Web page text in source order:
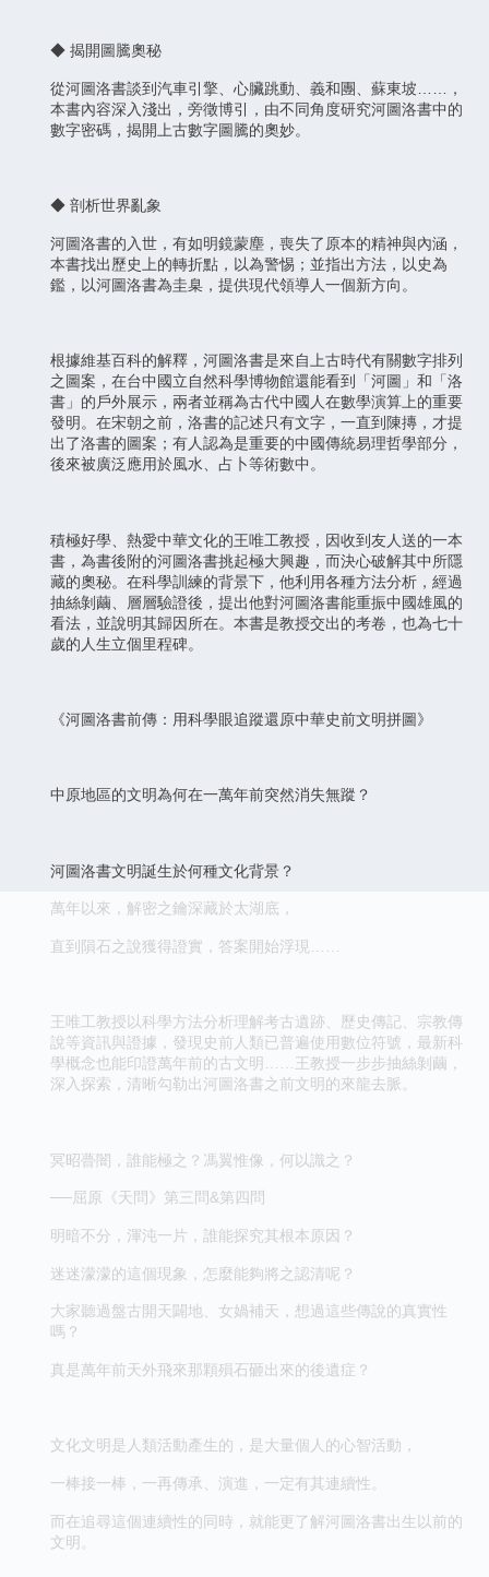
◆ 揭開圖騰奧秘
從河圖洛書談到汽車引擎、心臟跳動、義和團、蘇東坡……，
本書內容深入淺出，旁徵博引，由不同角度研究河圖洛書中的
數字密碼，揭開上古數字圖騰的奧妙。
◆ 剖析世界亂象
河圖洛書的入世，有如明鏡蒙塵，喪失了原本的精神與內涵，
本書找出歷史上的轉折點，以為警惕；並指出方法，以史為
鑑，以河圖洛書為圭臬，提供現代領導人一個新方向。
根據維基百科的解釋，河圖洛書是來自上古時代有關數字排列
之圖案，在台中國立自然科學博物館還能看到「河圖」和「洛
書」的戶外展示，兩者並稱為古代中國人在數學演算上的重要
發明。在宋朝之前，洛書的記述只有文字，一直到陳摶，才提
出了洛書的圖案；有人認為是重要的中國傳統易理哲學部分，
後來被廣泛應用於風水、占卜等術數中。
積極好學、熱愛中華文化的王唯工教授，因收到友人送的一本
書，為書後附的河圖洛書挑起極大興趣，而決心破解其中所隱
藏的奧秘。在科學訓練的背景下，他利用各種方法分析，經過
抽絲剝繭、層層驗證後，提出他對河圖洛書能重振中國雄風的
看法，並說明其歸因所在。本書是教授交出的考卷，也為七十
歲的人生立個里程碑。
《河圖洛書前傳：用科學眼追蹤還原中華史前文明拼圖》
中原地區的文明為何在一萬年前突然消失無蹤？
河圖洛書文明誕生於何種文化背景？
萬年以來，解密之鑰深藏於太湖底，
直到隕石之說獲得證實，答案開始浮現……
王唯工教授以科學方法分析理解考古遺跡、歷史傳記、宗教傳
說等資訊與證據，發現史前人類已普遍使用數位符號，最新科
學概念也能印證萬年前的古文明……王教授一步步抽絲剝繭，
深入探索，清晰勾勒出河圖洛書之前文明的來龍去脈。
冥昭瞢闇，誰能極之？馮翼惟像，何以識之？
──屈原《天問》第三問&第四問
明暗不分，渾沌一片，誰能探究其根本原因？
迷迷濛濛的這個現象，怎麼能夠將之認清呢？
大家聽過盤古開天闢地、女媧補天，想過這些傳說的真實性
嗎？
真是萬年前天外飛來那顆殞石砸出來的後遺症？
文化文明是人類活動產生的，是大量個人的心智活動，
一棒接一棒，一再傳承、演進，一定有其連續性。
而在追尋這個連續性的同時，就能更了解河圖洛書出生以前的
文明。